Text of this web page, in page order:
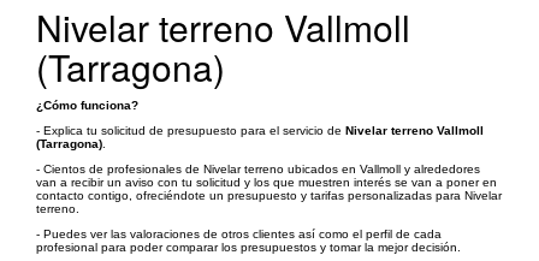
Nivelar terreno Vallmoll
(Tarragona)
¿Cómo funciona?
- Explica tu solicitud de presupuesto para el servicio de Nivelar terreno Vallmoll
(Tarragona)
- Cientos de profesionales de Nivelar terreno ubicados en Vallmoll y alrededores
van a recibir un aviso con tu solicitud y los que muestren interés se van a poner en
contacto contigo, ofreciéndote un presupuesto y tarifas personalizadas para Nivelar
terreno.
- Puedes ver las valoraciones de otros clientes así como el perfil de cada
profesional para poder comparar los presupuestos y tomar la mejor decisión.